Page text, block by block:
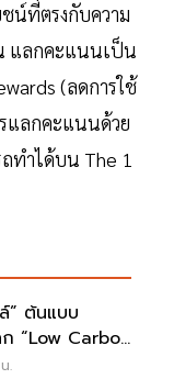
น์ที่ตรงกับความ
แลกคะแนนเป็น
(ลดการใช้
แลกคะแนนด้วย
ทำได้บน The 1
” ต้นแบบ
“Low Carbon
.